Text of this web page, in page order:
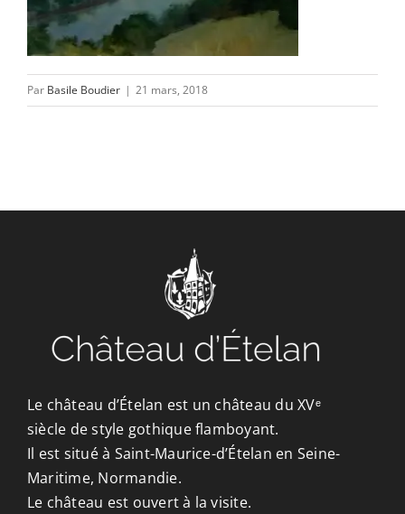
Par Basile Boudier | 21 mars, 2018
Le château d’Ételan est un château du XVᵉ
siècle de style gothique flamboyant.
Il est situé à Saint-Maurice-d’Ételan en Seine-
Maritime, Normandie.
Le château est ouvert à la visite.